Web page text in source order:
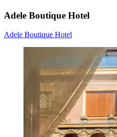
Adele Boutique Hotel
Adele Boutique Hotel